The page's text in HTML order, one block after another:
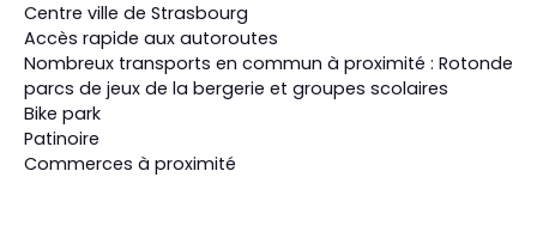
Centre ville de Strasbourg
Accès rapide aux autoroutes
Nombreux transports en commun à proximité : Rotonde
parcs de jeux de la bergerie et groupes scolaires
Bike park
Patinoire
Commerces à proximité